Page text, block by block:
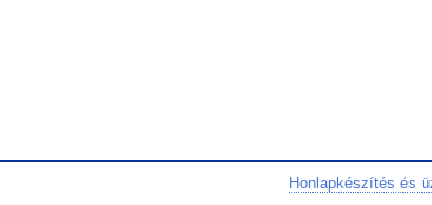
Honlapkészítés és